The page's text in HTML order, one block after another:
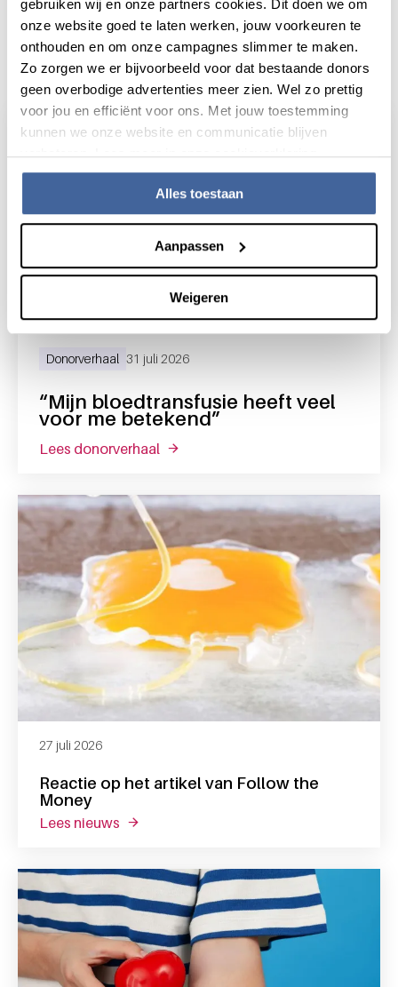
gebruiken wij en onze partners cookies. Dit doen we om
onze website goed te laten werken, jouw voorkeuren te
onthouden en om onze campagnes slimmer te maken.
Zo zorgen we er bijvoorbeeld voor dat bestaande donors
geen overbodige advertenties meer zien. Wel zo prettig
voor jou en efficiënt voor ons. Met jouw toestemming
kunnen we onze website en communicatie blijven
verbeteren. Lees meer in onze cookieverklaring.
Alles toestaan
Aanpassen
Weigeren
Actueel
“Mijn bloedtransfusie heeft veel
voor me betekend”
Donorverhaal 31 juli 2026
lees donorverhaal over “mijn bloedtransfusie heeft
Reactie op het artikel van Follow the
Money
27 juli 2026
lees nieuws over reactie op het artikel van follow the